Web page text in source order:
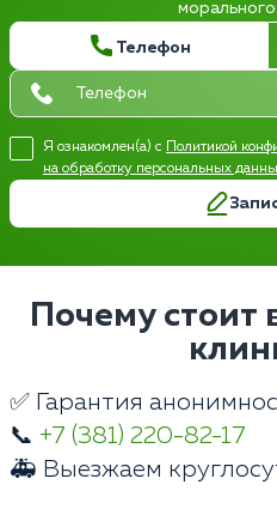
Телефон
Я ознакомлен(а) с Политикой
на обработку персональных
Почему
✅ Гарантия
📞 +7 (381) 220-82-17
🚑 Выезжаем